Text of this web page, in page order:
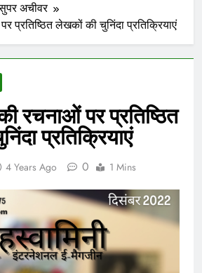
अचीवर
प्रतिष्ठित लेखकों की चुनिंदा प्रतिक्रियाएं
रचनाओं पर प्रतिष्ठित
प्रतिक्रियाएं
4 Years Ago 0 1 Mins